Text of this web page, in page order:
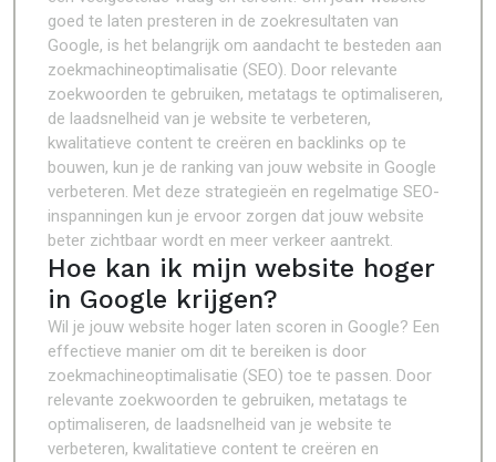
goed te laten presteren in de zoekresultaten van
Google, is het belangrijk om aandacht te besteden aan
zoekmachineoptimalisatie (SEO). Door relevante
zoekwoorden te gebruiken, metatags te optimaliseren,
de laadsnelheid van je website te verbeteren,
kwalitatieve content te creëren en backlinks op te
bouwen, kun je de ranking van jouw website in Google
verbeteren. Met deze strategieën en regelmatige SEO-
inspanningen kun je ervoor zorgen dat jouw website
beter zichtbaar wordt en meer verkeer aantrekt.
Hoe kan ik mijn website hoger
in Google krijgen?
Wil je jouw website hoger laten scoren in Google? Een
effectieve manier om dit te bereiken is door
zoekmachineoptimalisatie (SEO) toe te passen. Door
relevante zoekwoorden te gebruiken, metatags te
optimaliseren, de laadsnelheid van je website te
verbeteren, kwalitatieve content te creëren en